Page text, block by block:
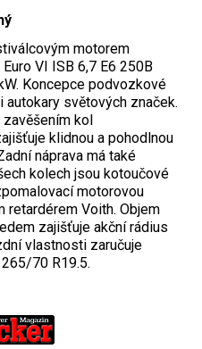
motorem
VI ISB 6,7 E6 250B
Koncepce podvozkové
světových značek.
kol
klidnou a pohodlnou
náprava má také
kolech jsou kotoučové
motorovou
retardérem Voith. Objem
zajišťuje akční rádius
vlastnosti zaručuje
70 R19.5.